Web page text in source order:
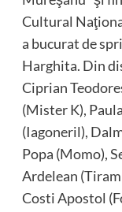
Cultural
a bucurat de
Harghita. Din
Ciprian
(Mister K),
(Iagoneril),
Popa (Momo),
Ardelean
Costi Apostol